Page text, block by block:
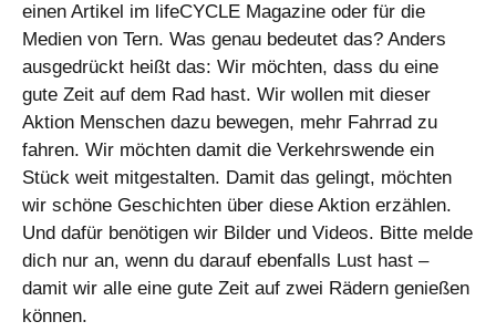
einen Artikel im lifeCYCLE Magazine oder für die
Medien von Tern. Was genau bedeutet das? Anders
ausgedrückt heißt das: Wir möchten, dass du eine
gute Zeit auf dem Rad hast. Wir wollen mit dieser
Aktion Menschen dazu bewegen, mehr Fahrrad zu
fahren. Wir möchten damit die Verkehrswende ein
Stück weit mitgestalten. Damit das gelingt, möchten
wir schöne Geschichten über diese Aktion erzählen.
Und dafür benötigen wir Bilder und Videos. Bitte melde
dich nur an, wenn du darauf ebenfalls Lust hast –
damit wir alle eine gute Zeit auf zwei Rädern genießen
können.